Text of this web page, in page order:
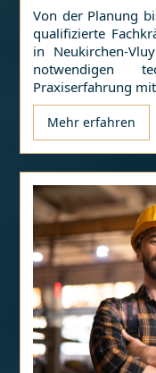
Von der Planung
qualifizierte
in Neukirchen-
notwendigen
Praxiserfahrung
Mehr erfahren